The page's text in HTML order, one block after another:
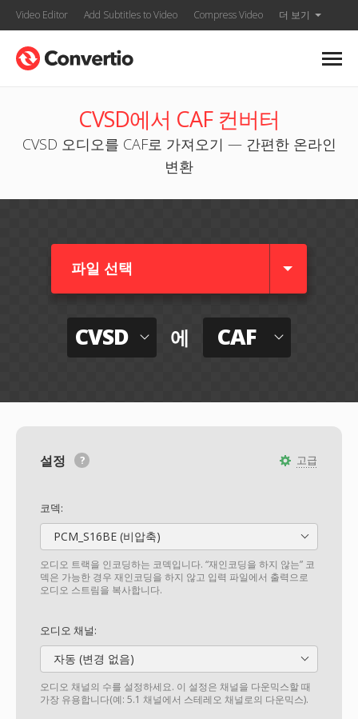
Video Editor Add Subtitles to Video Compress Video 더 보기
CVSD에서 CAF 컨버터
CVSD 오디오를 CAF로 가져오기 — 간편한 온라인
변환
파일 선택
CVSD 에 CAF
고급
설정
코덱:
PCM_S16BE (비압축)
오디오 트랙을 인코딩하는 코덱입니다. “재인코딩을 하지 않는” 코
덱은 가능한 경우 재인코딩을 하지 않고 입력 파일에서 출력으로
오디오 스트림을 복사합니다.
오디오 채널:
자동 (변경 없음)
오디오 채널의 수를 설정하세요. 이 설정은 채널을 다운믹스할 때
가장 유용합니다(예: 5.1 채널에서 스테레오 채널로의 다운믹스).